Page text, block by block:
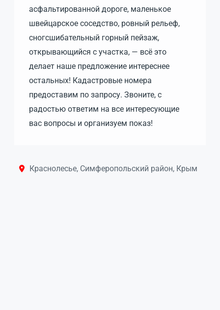
асфальтированной дороге, маленькое
швейцарское соседство, ровный рельеф,
сногсшибательный горный пейзаж,
открывающийся с участка, — всё это
делает наше предложение интереснее
остальных! Кадастровые номера
предоставим по запросу. Звоните, с
радостью ответим на все интересующие
вас вопросы и организуем показ!
Краснолесье, Симферопольский район, Крым